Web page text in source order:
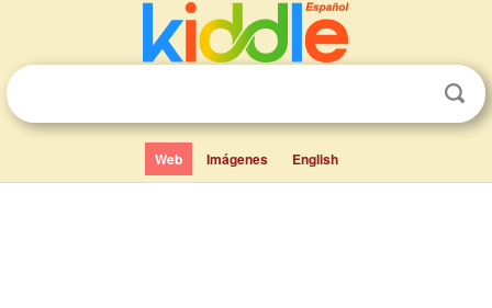
Web Imágenes English